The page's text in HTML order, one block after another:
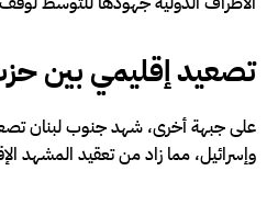
تصعيد إقليمي بين
على جبهة أخرى، شهد جنوب لبنان
وإسرائيل، مما زاد من تعقيد المشهد